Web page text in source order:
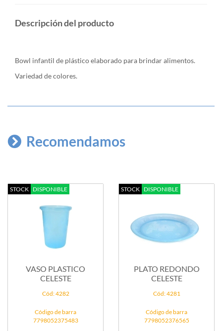
Descripción del producto
Bowl infantil de plástico elaborado para brindar alimentos.
Variedad de colores.
Recomendamos
STOCK DISPONIBLE
VASO PLASTICO
CELESTE
Cód: 4282
Código de barra
7798052375483
STOCK DISPONIBLE
PLATO REDONDO
CELESTE
Cód: 4281
Código de barra
7798052376565